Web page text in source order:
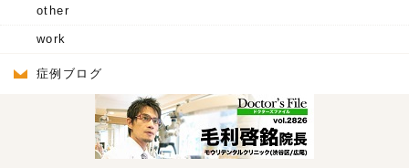
other
work
症例ブログ